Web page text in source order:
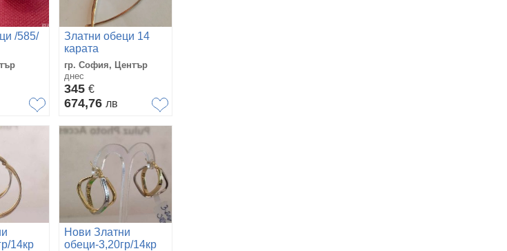
/585/
Златни обеци 14
карата
гр. София, Център
днес
345 €
674,76 лв
14кр
Нови Златни
обеци-3,20гр/14кр